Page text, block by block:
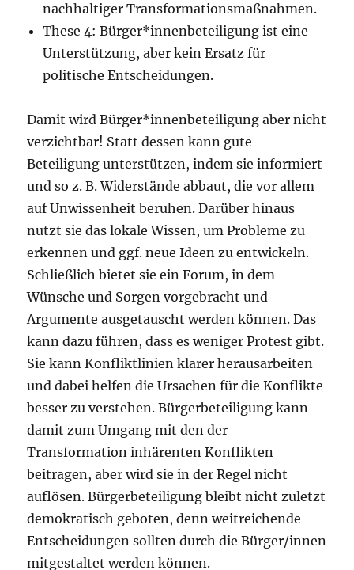
nachhaltiger Transformationsmaßnahmen.
These 4: Bürger*innenbeteiligung ist eine
Unterstützung, aber kein Ersatz für
politische Entscheidungen.
Damit wird Bürger*innenbeteiligung aber nicht
verzichtbar! Statt dessen kann gute
Beteiligung unterstützen, indem sie informiert
und so z. B. Widerstände abbaut, die vor allem
auf Unwissenheit beruhen. Darüber hinaus
nutzt sie das lokale Wissen, um Probleme zu
erkennen und ggf. neue Ideen zu entwickeln.
Schließlich bietet sie ein Forum, in dem
Wünsche und Sorgen vorgebracht und
Argumente ausgetauscht werden können. Das
kann dazu führen, dass es weniger Protest gibt.
Sie kann Konfliktlinien klarer herausarbeiten
und dabei helfen die Ursachen für die Konflikte
besser zu verstehen. Bürgerbeteiligung kann
damit zum Umgang mit den der
Transformation inhärenten Konflikten
beitragen, aber wird sie in der Regel nicht
auflösen. Bürgerbeteiligung bleibt nicht zuletzt
demokratisch geboten, denn weitreichende
Entscheidungen sollten durch die Bürger/innen
mitgestaltet werden können.